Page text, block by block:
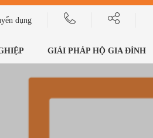
dụng
GIẢI PHÁP HỘ GIA ĐÌNH